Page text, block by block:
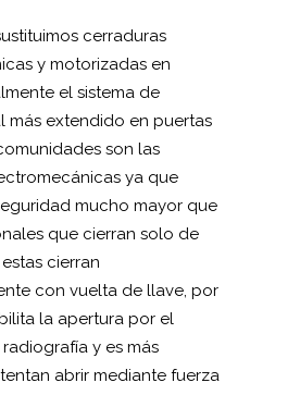
cerraduras
y motorizadas en
el sistema de
más extendido en puertas
son las
ya que
mucho mayor que
que cierran solo de
cierran
con vuelta de llave, por
la apertura por el
y es más
abrir mediante fuerza